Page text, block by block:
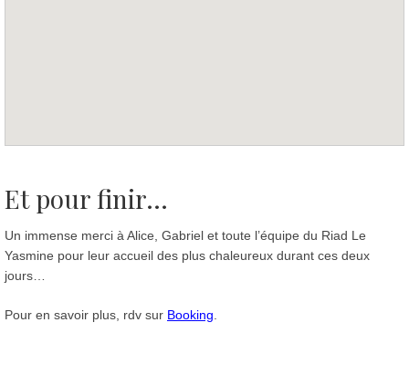
Et pour finir...
Un immense merci à Alice, Gabriel et toute l’équipe du Riad Le
Yasmine pour leur accueil des plus chaleureux durant ces deux
jours…
Pour en savoir plus, rdv sur Booking